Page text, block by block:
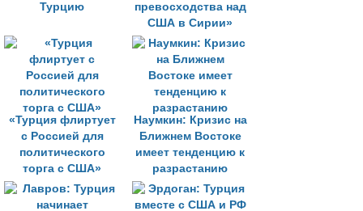
Турцию
превосходства над
США в Сирии»
«Турция флиртует
с Россией для
политического
торга с США»
Наумкин: Кризис на
Ближнем Востоке
имеет тенденцию к
разрастанию